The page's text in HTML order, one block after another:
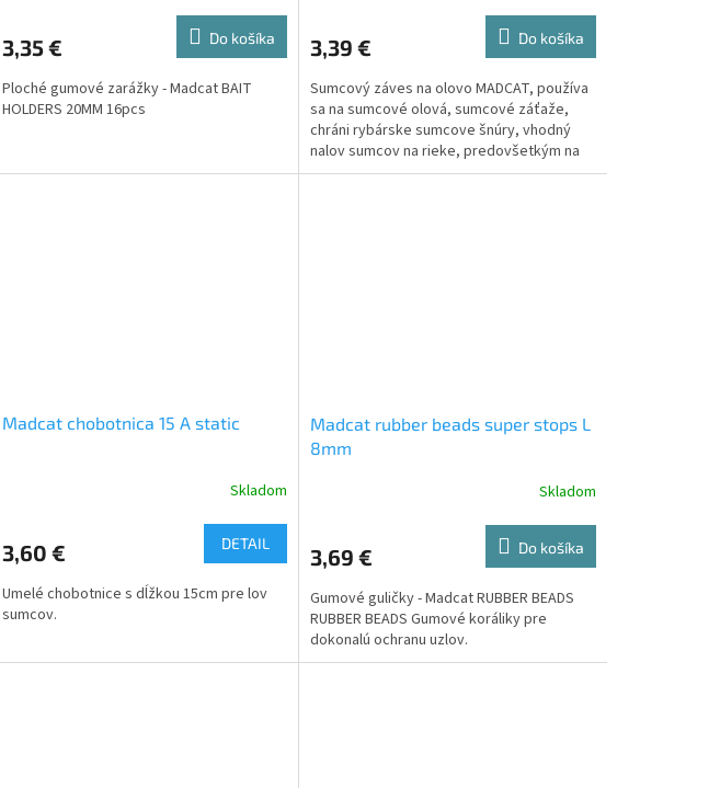
3,35 € Do košíka
Ploché gumové zarážky - Madcat BAIT
HOLDERS 20MM 16pcs
3,39 € Do košíka
Sumcový záves na olovo MADCAT, používa
sa na sumcové olová, sumcové záťaže,
chráni rybárske sumcove šnúry, vhodný
nalov sumcov na rieke, predovšetkým na
montáže s podvodným...
Madcat chobotnica 15 A static
Skladom
3,60 € DETAIL
Umelé chobotnice s dĺžkou 15cm pre lov
sumcov.
Madcat rubber beads super stops L
8mm
Skladom
3,69 € Do košíka
Gumové guličky - Madcat RUBBER BEADS
RUBBER BEADS Gumové koráliky pre
dokonalú ochranu uzlov.